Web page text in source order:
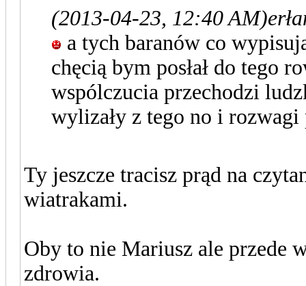
(2013-04-23, 12:40 AM)
a tych baranów co
chęcią bym posłał do tego
wspólczucia przechodzi
wylizały z tego no i
Ty jeszcze tracisz prąd na
wiatrakami.
Oby to nie Mariusz ale przede
zdrowia.